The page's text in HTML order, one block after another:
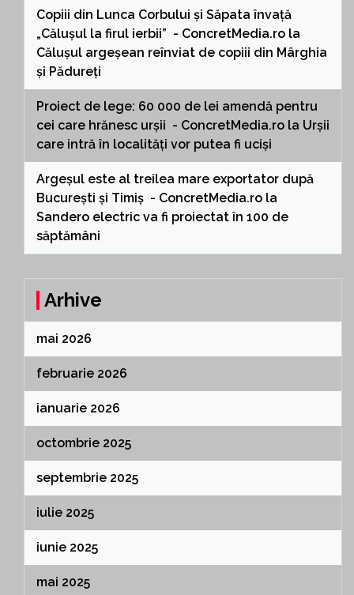
Copiii din Lunca Corbului și Săpata învață
„Călușul la firul ierbii” - ConcretMedia.ro la
Călușul argeșean reînviat de copiii din Mârghia
și Pădureți
Proiect de lege: 60 000 de lei amendă pentru
cei care hrănesc urșii - ConcretMedia.ro la Urșii
care intră în localități vor putea fi uciși
Argeșul este al treilea mare exportator după
București și Timiș - ConcretMedia.ro la
Sandero electric va fi proiectat în 100 de
săptămâni
Arhive
mai 2026
februarie 2026
ianuarie 2026
octombrie 2025
septembrie 2025
iulie 2025
iunie 2025
mai 2025